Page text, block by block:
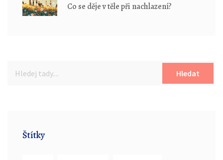
Co se děje v těle při nachlazení?
Hledat
Štítky